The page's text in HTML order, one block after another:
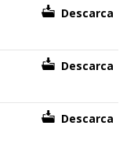
Descarca
Descarca
Descarca